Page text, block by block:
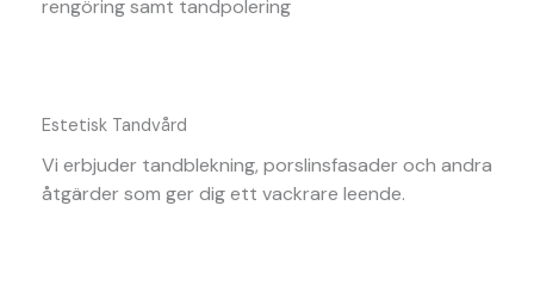
rengöring samt tandpolering
Estetisk Tandvård
Vi erbjuder tandblekning, porslinsfasader och andra
åtgärder som ger dig ett vackrare leende.